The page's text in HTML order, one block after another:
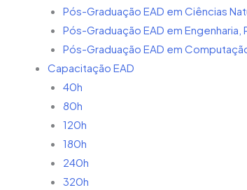
Pós-Graduação EAD em Ciências
Pós-Graduação EAD em
Pós-Graduação EAD em
Capacitação EAD
40h
80h
120h
180h
240h
320h